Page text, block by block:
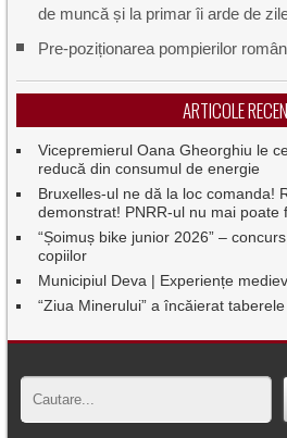
de muncă și la primar îi arde de
Pre-poziționarea pompierilor
ARTICOLE
Vicepremierul Oana Gheorghiu le
reducă din consumul de energie
Bruxelles-ul ne dă la loc comanda!
demonstrat! PNRR-ul nu mai poate
“Șoimuș bike junior 2026” –
copiilor
Municipiul Deva | Experiențe
“Ziua Minerului” a încăierat